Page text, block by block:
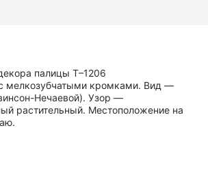
палицы Т–1206
мелкозубчатыми кромками. Вид —
Нечаевой). Узор —
растительный. Местоположение на